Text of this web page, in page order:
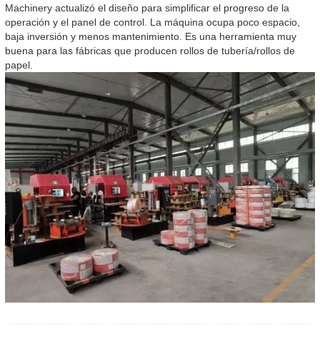
Machinery actualizó el diseño para simplificar el progreso de la
operación y el panel de control. La máquina ocupa poco espacio,
baja inversión y menos mantenimiento. Es una herramienta muy
buena para las fábricas que producen rollos de tubería/rollos de
papel.